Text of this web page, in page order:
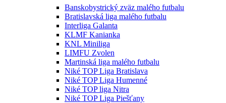
Banskobystrický zväz malého futbalu
Bratislavská liga malého futbalu
Interliga Galanta
KLMF Kanianka
KNL Miniliga
LIMFU Zvolen
Martinská liga malého futbalu
Niké TOP Liga Bratislava
Niké TOP Liga Humenné
Niké TOP liga Nitra
Niké TOP Liga Piešťany